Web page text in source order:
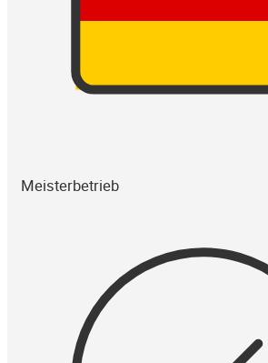
Meisterbetrieb